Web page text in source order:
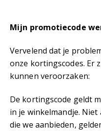
Mijn promotiecode
Vervelend dat je
onze kortingscodes. Er
kunnen veroorzaken:
De kortingscode geldt
in je winkelmandje.
die we aanbieden,